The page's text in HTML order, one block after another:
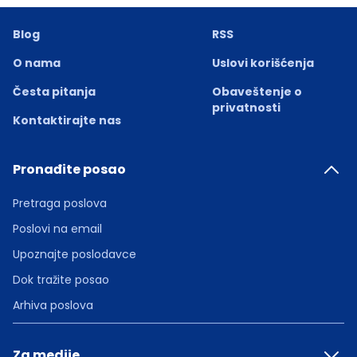
Blog
O nama
Česta pitanja
Kontaktirajte nas
RSS
Uslovi korišćenja
Obaveštenje o
privatnosti
Pronađite posao
Pretraga poslova
Poslovi na email
Upoznajte poslodavce
Dok tražite posao
Arhiva poslova